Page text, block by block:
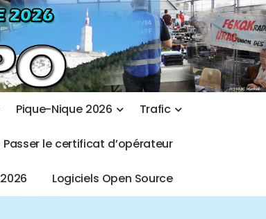
Pique-Nique 2026 Trafic
Passer le certificat d’opérateur
2026 Logiciels Open Source